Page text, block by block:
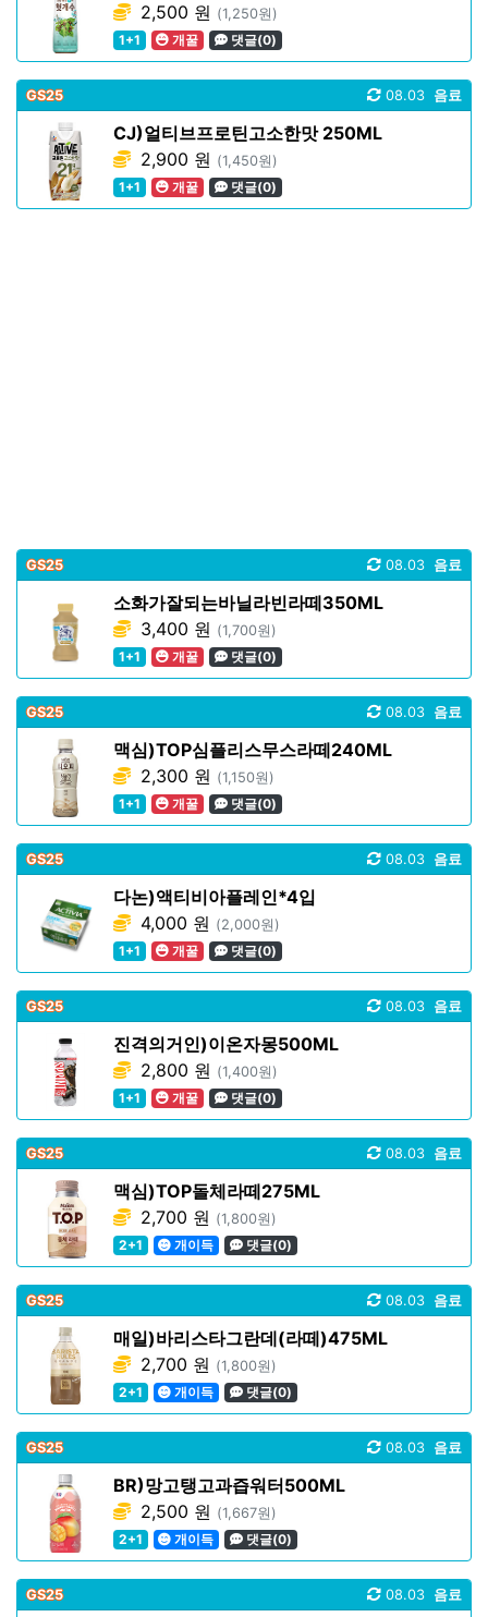
2,500 원 (1,250원)
1+1
개꿀 댓글(0)
GS25 음료
08.03
CJ)얼티브프로틴고소한맛 250ML
2,900 원 (1,450원)
1+1
개꿀 댓글(0)
GS25 음료
08.03
소화가잘되는바닐라빈라떼350ML
3,400 원 (1,700원)
1+1
개꿀 댓글(0)
GS25 음료
08.03
맥심)TOP심플리스무스라떼240ML
2,300 원 (1,150원)
1+1
개꿀 댓글(0)
GS25 음료
08.03
다논)액티비아플레인*4입
4,000 원 (2,000원)
1+1
개꿀 댓글(0)
GS25 음료
08.03
진격의거인)이온자몽500ML
2,800 원 (1,400원)
1+1
개꿀 댓글(0)
GS25 음료
08.03
맥심)TOP돌체라떼275ML
2,700 원 (1,800원)
2+1
개이득 댓글(0)
GS25 음료
08.03
매일)바리스타그란데(라떼)475ML
2,700 원 (1,800원)
2+1
개이득 댓글(0)
GS25 음료
08.03
BR)망고탱고과즙워터500ML
2,500 원 (1,667원)
2+1
개이득 댓글(0)
GS25 음료
08.03